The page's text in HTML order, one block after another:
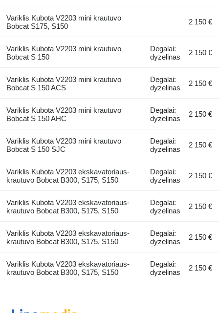
Variklis Kubota V2203 mini krautuvo
Bobcat S175, S150
2 150 €
Variklis Kubota V2203 mini krautuvo
Bobcat S 150
Degalai:
dyzelinas
2 150 €
Variklis Kubota V2203 mini krautuvo
Bobcat S 150 ACS
Degalai:
dyzelinas
2 150 €
Variklis Kubota V2203 mini krautuvo
Bobcat S 150 AHC
Degalai:
dyzelinas
2 150 €
Variklis Kubota V2203 mini krautuvo
Bobcat S 150 SJC
Degalai:
dyzelinas
2 150 €
Variklis Kubota V2203 ekskavatoriaus-
krautuvo Bobcat B300, S175, S150
Degalai:
dyzelinas
2 150 €
Variklis Kubota V2203 ekskavatoriaus-
krautuvo Bobcat B300, S175, S150
Degalai:
dyzelinas
2 150 €
Variklis Kubota V2203 ekskavatoriaus-
krautuvo Bobcat B300, S175, S150
Degalai:
dyzelinas
2 150 €
Variklis Kubota V2203 ekskavatoriaus-
krautuvo Bobcat B300, S175, S150
Degalai:
dyzelinas
2 150 €